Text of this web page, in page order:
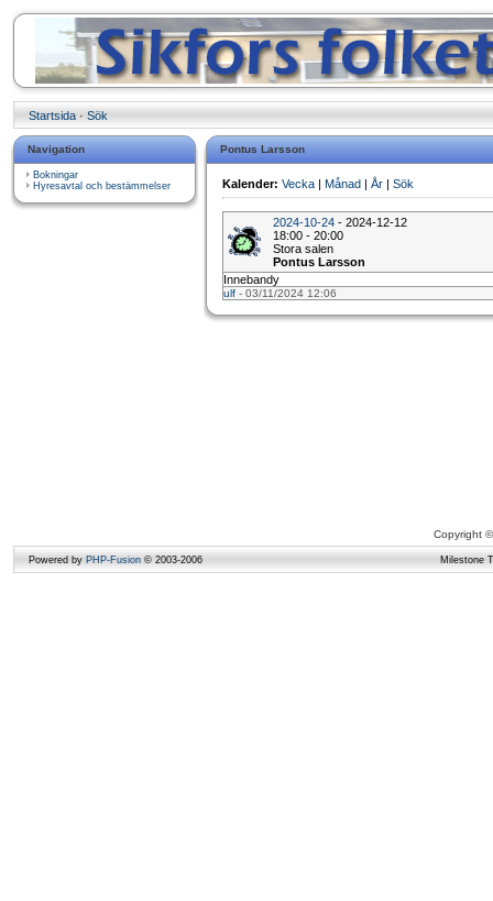
Startsida · Sök
Navigation
Bokningar
Hyresavtal och bestämmelser
Pontus Larsson
Kalender: Vecka | Månad | År | Sök
2024-10-24 - 2024-12-12
18:00 - 20:00
Stora salen
Pontus Larsson
Innebandy
ulf - 03/11/2024 12:06
Copyright
Powered by PHP-Fusion © 2003-2006 Milestone